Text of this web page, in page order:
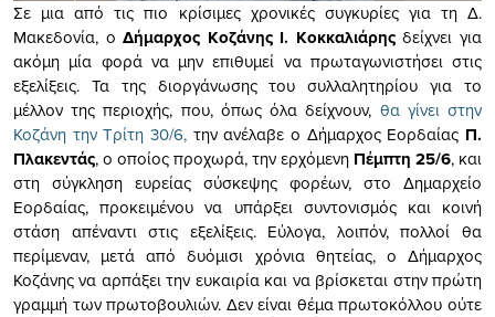
Σε μια από τις πιο κρίσιμες χρονικές συγκυρίες για τη Δ.
Μακεδονία, οΔήμαρχος Κοζάνης Ι. Κοκκαλιάρηςδείχνει για
ακόμη μία φορά να μην επιθυμεί να πρωταγωνιστήσει στις
εξελίξεις. Τα της διοργάνωσης του συλλαλητηρίου για το
μέλλον της περιοχής, που, όπως όλα δείχνουν, θα γίνει στην
Κοζάνη την Τρίτη 30/6, την ανέλαβε ο Δήμαρχος Εορδαίας Π.
Πλακεντάς, ο οποίος προχωρά, την ερχόμενη Πέμπτη 25/6, και
στη σύγκληση ευρείας σύσκεψης φορέων, στο Δημαρχείο
Εορδαίας, προκειμένου να υπάρξει συντονισμός και κοινή
στάση απέναντι στις εξελίξεις. Εύλογα, λοιπόν, πολλοί θα
περίμεναν, μετά από δυόμισι χρόνια θητείας, ο Δήμαρχος
Κοζάνης να αρπάξει την ευκαιρία και να βρίσκεται στην πρώτη
γραμμή των πρωτοβουλιών. Δεν είναι θέμα πρωτοκόλλου oύτε